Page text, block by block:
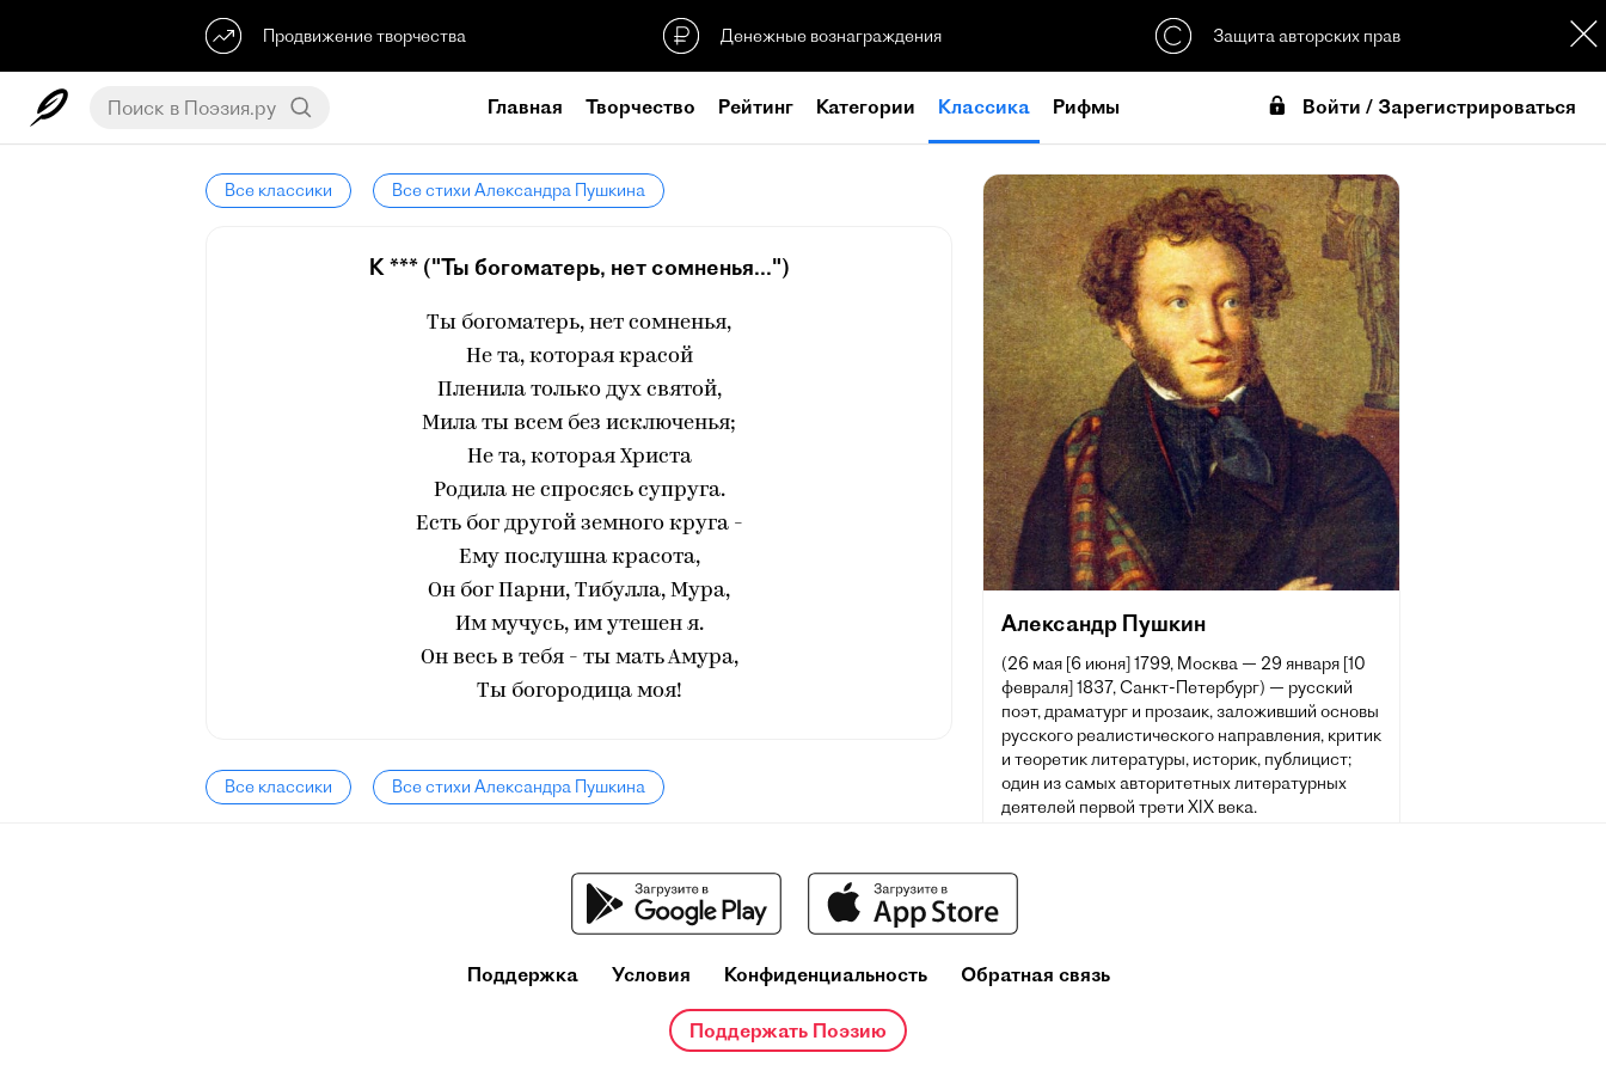
Продвижение творчества Денежные вознаграждения Защита авторских прав
Главная Творчество Рейтинг Категории Классика Рифмы Войти / Зарегистрироваться
Все классики Все стихи Александра Пушкина
К *** ("Ты богоматерь, нет сомненья...")
Ты богоматерь, нет сомненья,
Не та, которая красой
Пленила только дух святой,
Мила ты всем без исключенья;
Не та, которая Христа
Родила не спросясь супруга.
Есть бог другой земного круга -
Ему послушна красота,
Он бог Парни, Тибулла, Мура,
Им мучусь, им утешен я.
Он весь в тебя - ты мать Амура,
Ты богородица моя!
Все классики Все стихи Александра Пушкина
Александр Пушкин
(26 мая [6 июня] 1799, Москва — 29 января [10
февраля] 1837, Санкт-Петербург) — русский
поэт, драматург и прозаик, заложивший основы
русского реалистического направления, критик
и теоретик литературы, историк, публицист;
один из самых авторитетных литературных
деятелей первой трети XIX века.
репутация величайшего национального
основоположник современного русского
Поддержка Условия Конфиденциальность Обратная связь
Поддержать Поэзию